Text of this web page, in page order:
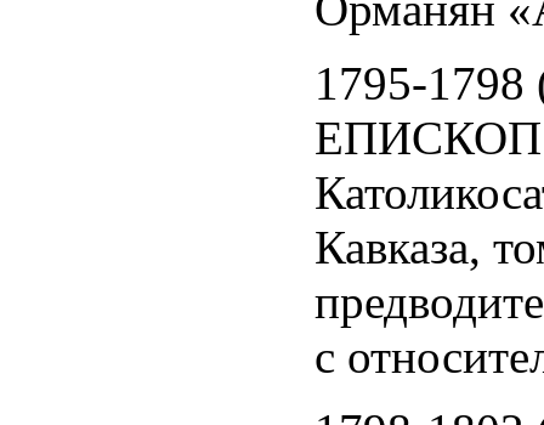
1795-1798
ЕПИСКОП
Кавказа,
с